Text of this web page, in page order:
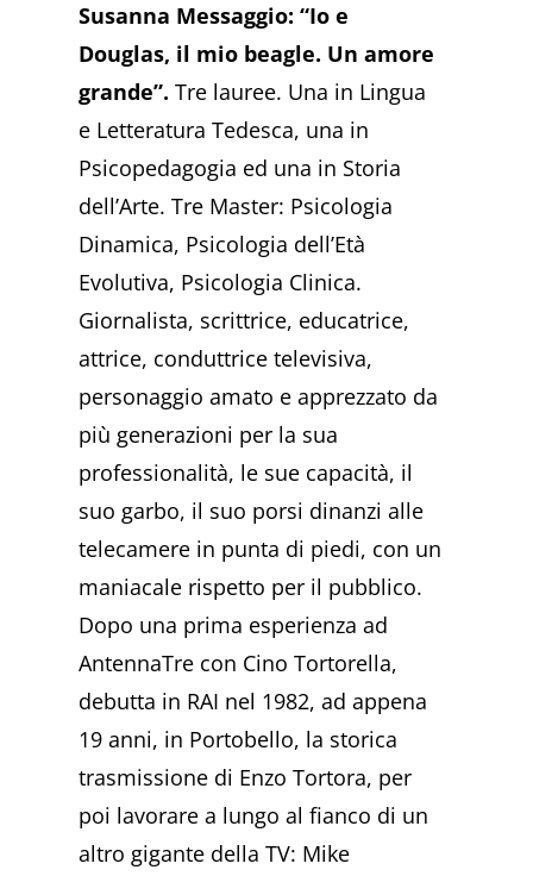
Susanna Messaggio: “Io e
Douglas, il mio beagle. Un amore
grande”. Tre lauree. Una in Lingua
e Letteratura Tedesca, una in
Psicopedagogia ed una in Storia
dell’Arte. Tre Master: Psicologia
Dinamica, Psicologia dell’Età
Evolutiva, Psicologia Clinica.
Giornalista, scrittrice, educatrice,
attrice, conduttrice televisiva,
personaggio amato e apprezzato da
più generazioni per la sua
professionalità, le sue capacità, il
suo garbo, il suo porsi dinanzi alle
telecamere in punta di piedi, con un
maniacale rispetto per il pubblico.
Dopo una prima esperienza ad
AntennaTre con Cino Tortorella,
debutta in RAI nel 1982, ad appena
19 anni, in Portobello, la storica
trasmissione di Enzo Tortora, per
poi lavorare a lungo al fianco di un
altro gigante della TV: Mike